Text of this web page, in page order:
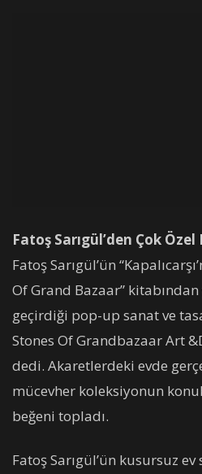
Fatoş Sarıgül’den Çok
Fatoş Sarıgül’ün
Of Grand Bazaar”
geçirdiği pop-up sanat ve
Stones Of Grandbazaar Art
dedi. Akaretlerdeki evde
mücevher koleksiyonun
beğeni topladı.
Fatoş Sarıgül’ün kusursuz